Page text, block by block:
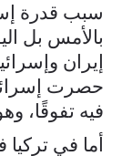
سبب قدرة
بالأمس بل
إيران
حصرت
فيه تفوقًا،
أما في